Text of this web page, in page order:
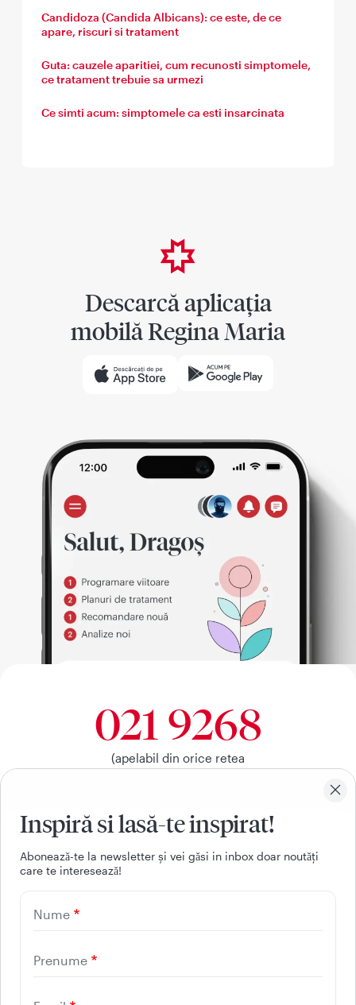
Inspiră si lasă-te inspirat!
Aboneazǎ-te la newsletter și vei gǎsi in inbox doar noutǎți
care te intereseazǎ!
Nume
Prenume
Candidoza (Candida Albicans): ce este, de ce
apare, riscuri si tratament
Guta: cauzele aparitiei, cum recunosti simptomele,
ce tratament trebuie sa urmezi
Ce simti acum: simptomele ca esti insarcinata
Descarcă aplicația
mobilă Regina Maria
021 9268
(apelabil din orice retea
CONTACT
REGINA MARIA